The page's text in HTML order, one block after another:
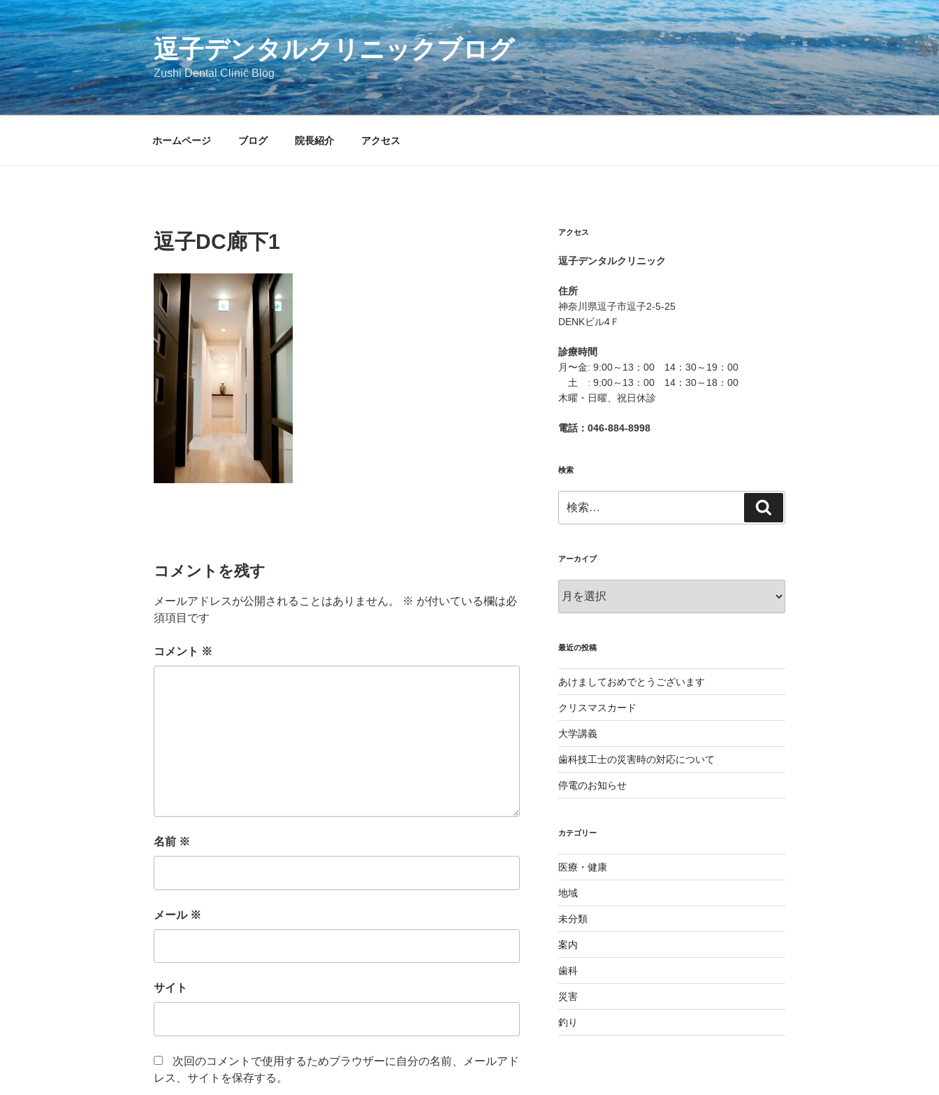
コ
ン
テ
ン
ツ
へ
ス
逗子デンタルクリニックブログ
Zushi Dental Clinic Blog
ホームページ ブログ 院長紹介 アクセス
逗子DC廊下1
コメントを残す
メールアドレスが公開されることはありません。 ※ が付いている欄は必
須項目です
コメント ※
名前 ※
メール ※
サイト
次回のコメントで使用するためブラウザーに自分の名前、メールアド
レス、サイトを保存する。
アクセス
逗子デンタルクリニック
住所
神奈川県逗子市逗子2-5-25
DENKビル4Ｆ
診療時間
月〜金: 9:00～13：00 14：30～19：00
土 : 9:00～13：00 14：30～18：00
木曜・日曜、祝日休診
電話：046-884-8998
検索
索:
索
アーカイブ
ー
ブ
最近の投稿
あけましておめでとうございます
クリスマスカード
大学講義
歯科技工士の災害時の対応について
停電のお知らせ
カテゴリー
医療・健康
地域
未分類
案内
歯科
災害
釣り